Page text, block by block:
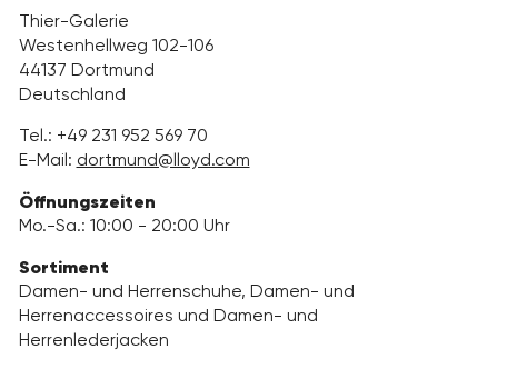
Thier-Galerie
Westenhellweg 102-106
44137 Dortmund
Deutschland
Tel.: +49 231 952 569 70
E-Mail: dortmund@lloyd.com
Öffnungszeiten
Mo.-Sa.: 10:00 - 20:00 Uhr
Sortiment
Damen- und Herrenschuhe, Damen- und
Herrenaccessoires und Damen- und
Herrenlederjacken